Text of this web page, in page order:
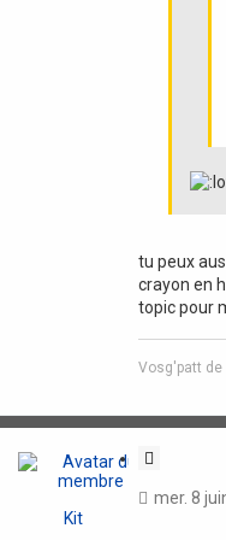
tu peux
crayon en
topic pour
Vosg'patt
Kit
t
mer. 8